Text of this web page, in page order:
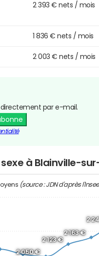
2 393 € nets / mois
1 836 € nets / mois
2 003 € nets / mois
par e-mail.
à Blainville-
(source : JDN d'après
2 050 €
2 123 €
2 163 €
2